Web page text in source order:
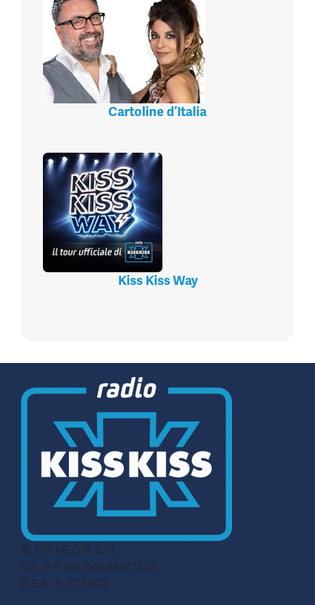
Cartoline d’Italia
Kiss Kiss Way
© CN MEDIA S.r.l.
C.F. e P.IVA 04998911210
R.E.A. n. 727803